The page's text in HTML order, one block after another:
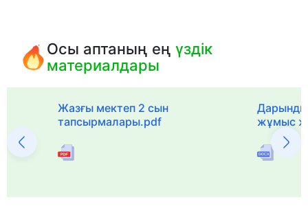
Осы аптаның еңүздік
материалдары
Жазғы мектеп 2 сын
тапсырмалары.pdf
жұмыс